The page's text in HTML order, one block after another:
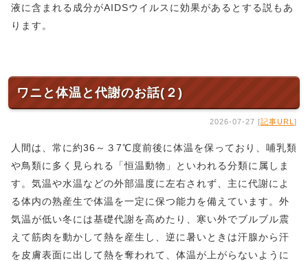
液に含まれる成分がAIDSウイルスに効果があるとする説もあ
ります。
ワニと体温と代謝のお話(２)
2026-07-27 [記事URL ]
人間は、常に約36～３7℃度前後に体温を保っており、哺乳類
や鳥類に多く見られる「恒温動物」といわれる分類に属しま
す。気温や水温などの外部温度に左右されず、主に代謝によ
る体内の熟産生で体温を一定に保つ能力を備えています。外
気温が低い冬には基礎代謝を高めたり、寒い外でブルブル震
えて筋肉を動かして熱を産生し、逆に暑いときは汗腺から汗
を皮膚表面に出して熱を奪われて、体温が上がらないように